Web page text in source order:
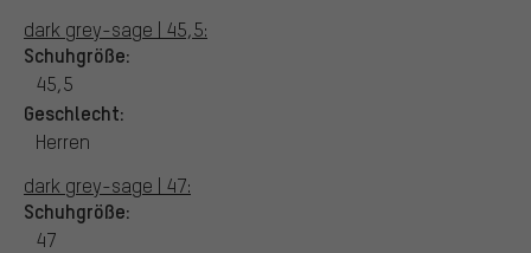
dark grey-sage | 45,5:
Schuhgröße:
45,5
Geschlecht:
Herren
dark grey-sage | 47:
Schuhgröße:
47